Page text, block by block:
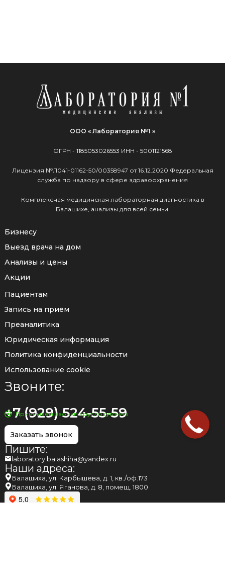
ООО « Лаборатория №1 »
ОГРН - 1185053026553 ИНН - 5001121568
Лицензия №Л041-01162-50/00358947 от 16.12.2020 Федеральная
служба по надзору в сфере здравоохранения
Комплексная медицинская лабораторная диагностика в
Балашихе, анализы для всей семьи!
Бизнесу
Выезд врача на дом
Анализы и цены
Акции
Пациентам
Запись на приём
Преаналитика
Юридическая информация
Политика конфиденциальности
Использование cookie
Звоните:
+7 (929) 524-55-59
Принимаем звонки круглосуточно
Заказать звонок
Пишите:
laboratory.balashiha@yandex.ru
Наши адреса:
Балашиха, ул. Карбышева, д. 1, кв./оф.173
Балашиха, ул. Яганова, д. 8, помещ. 1800